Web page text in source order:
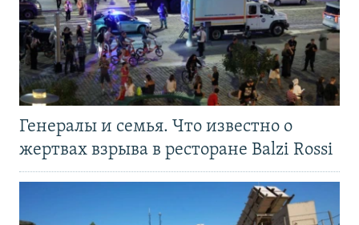
Генералы и семья. Что известно о
жертвах взрыва в ресторане Balzi Rossi